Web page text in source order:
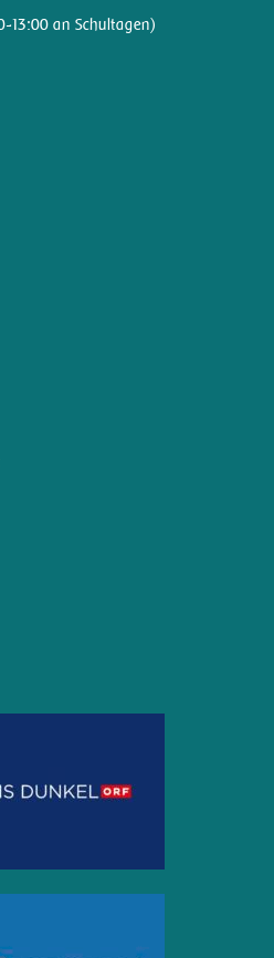
13:00 an Schultagen)